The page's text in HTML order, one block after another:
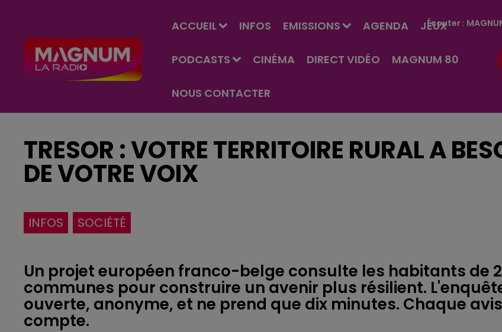
ACCUEIL INFOS EMISSIONS AGENDA JEUX
PODCASTS CINÉMA DIRECT VIDÉO MAGNUM 80
NOUS CONTACTER
Écouter :
TRESOR : VOTRE TERRITOIRE RURAL A
DE VOTRE VOIX
INFOS SOCIÉTÉ
Un projet européen franco-belge consulte les habitants de
communes pour construire un avenir plus résilient.
ouverte, anonyme, et ne prend que dix minutes. Chaque avis
compte.